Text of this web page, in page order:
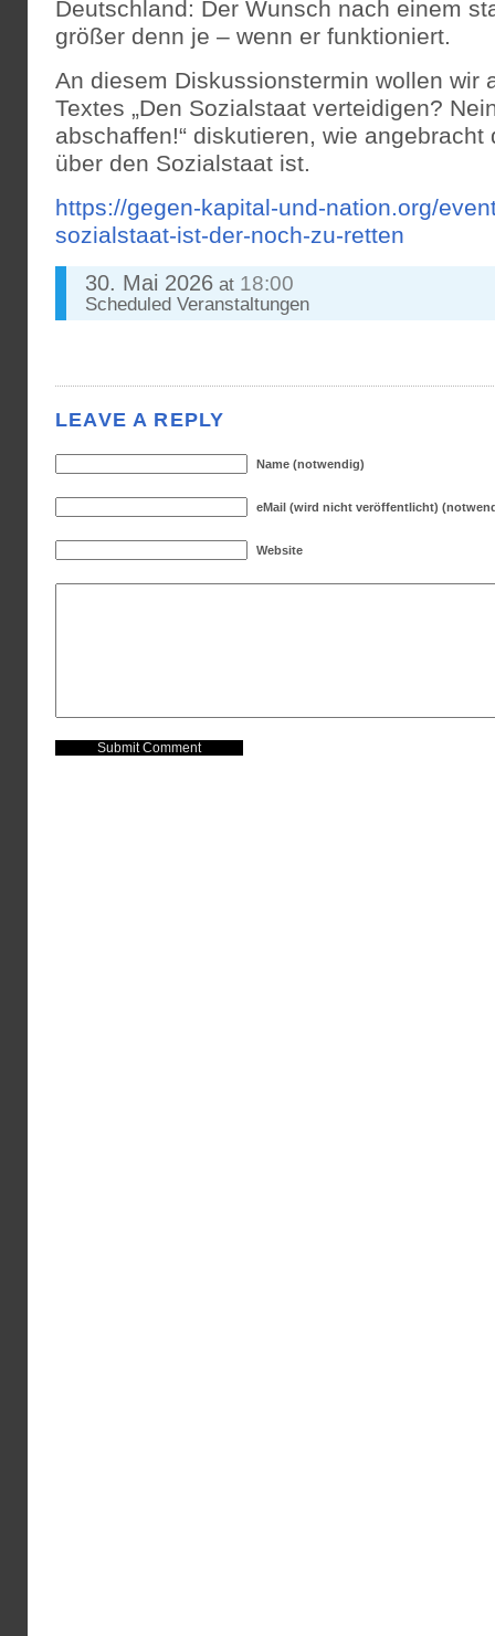
Deutschland: Der Wunsch nach einem
größer denn je – wenn er funktioniert.
An diesem Diskussionstermin wollen wir
Textes „Den Sozialstaat verteidigen?
abschaffen!“ diskutieren, wie
über den Sozialstaat ist.
https://gegen-kapital-und-nation.org/
sozialstaat-ist-der-noch-zu-retten
30. Mai 2026 at 18:00
Scheduled Veranstaltungen
LEAVE A REPLY
Name (notwendig)
eMail (wird nicht veröffentlicht)
Website